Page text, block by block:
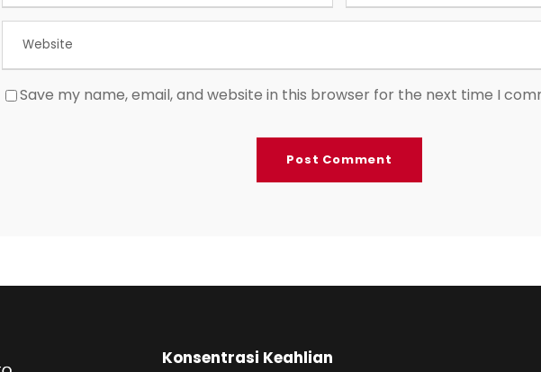
Save my name, email, and website in this browser for the next time I
Konsentrasi Keahlian